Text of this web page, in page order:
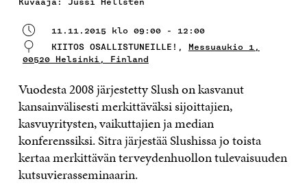
11.11.2015 klo 09:00 - 12:00
KIITOS OSALLISTUNEILLE!, Messuaukio 1,
00520 Helsinki, Finland
Vuodesta 2008 järjestetty Slush on kasvanut
kansainvälisesti merkittäväksi sijoittajien,
kasvuyritysten, vaikuttajien ja median
konferenssiksi. Sitra järjestää Slushissa jo toista
kertaa merkittävän terveydenhuollon tulevaisuuden
kutsuvierasseminaarin.